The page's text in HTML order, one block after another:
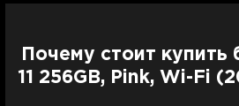
Почему стоит купить
11 256GB, Pink, Wi-Fi